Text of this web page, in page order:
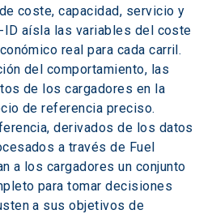
coste, capacidad, servicio y
ID aísla las variables del coste
real para cada carril.
del comportamiento, las
de los cargadores en la
de referencia preciso.
derivados de los datos
a través de Fuel
a los cargadores un conjunto
para tomar decisiones
a sus objetivos de